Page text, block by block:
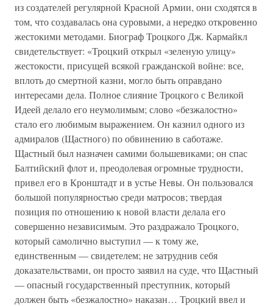
из создателей регулярной Красной Армии, они сходятся в
том, что создавалась она суровыми, а нередко откровенно
жестокими методами. Биограф Троцкого Дж. Кармайкл
свидетельствует: «Троцкий открыл «зеленую улицу»
жестокости, присущей всякой гражданской войне: все,
вплоть до смертной казни, могло быть оправдано
интересами дела. Полное слияние Троцкого с Великой
Идеей делало его неумолимым; слово «безжалостно»
стало его любимым выражением. Он казнил одного из
адмиралов (Щастного) по обвинению в саботаже.
Щастный был назначен самими большевиками; он спас
Балтийский флот и, преодолевая огромные трудности,
привел его в Кронштадт и в устье Невы. Он пользовался
большой популярностью среди матросов; твердая
позиция по отношению к новой власти делала его
совершенно независимым. Это раздражало Троцкого,
который самолично выступил — к тому же,
единственным — свидетелем; не затруднив себя
доказательствами, он просто заявил на суде, что Щастный
— опасный государственный преступник, который
должен быть «безжалостно» наказан… Троцкий ввел и